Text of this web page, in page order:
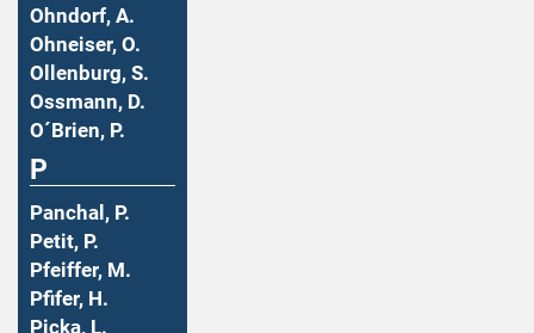
Ohndorf, A.
Ohneiser, O.
Ollenburg, S.
Ossmann, D.
O´Brien, P.
P
Panchal, P.
Petit, P.
Pfeiffer, M.
Pfifer, H.
Picka, L.